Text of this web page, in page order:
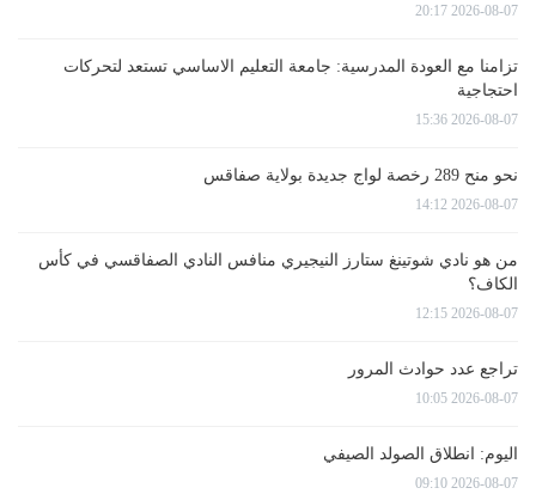
2026-08-07 20:17
تزامنا مع العودة المدرسية: جامعة التعليم الاساسي تستعد لتحركات
احتجاجية
2026-08-07 15:36
نحو منح 289 رخصة لواج جديدة بولاية صفاقس
2026-08-07 14:12
من هو نادي شوتينغ ستارز النيجيري منافس النادي الصفاقسي في كأس
الكاف؟
2026-08-07 12:15
تراجع عدد حوادث المرور
2026-08-07 10:05
اليوم: انطلاق الصولد الصيفي
2026-08-07 09:10